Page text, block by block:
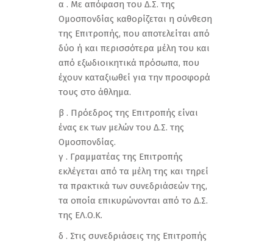
α . Με απόφαση του Δ.Σ. της
Ομοσπονδίας καθορίζεται η σύνθεση
της Επιτροπής, που αποτελείται από
δύο ή και περισσότερα μέλη του και
από εξωδιοικητικά πρόσωπα, που
έχουν καταξιωθεί για την προσφορά
τους στο άθλημα.
β . Πρόεδρος της Επιτροπής είναι
ένας εκ των μελών του Δ.Σ. της
Ομοσπονδίας.
γ . Γραμματέας της Επιτροπής
εκλέγεται από τα μέλη της και τηρεί
τα πρακτικά των συνεδριάσεών της,
τα οποία επικυρώνονται από το Δ.Σ.
της ΕΛ.Ο.Κ.
δ . Στις συνεδριάσεις της Επιτροπής